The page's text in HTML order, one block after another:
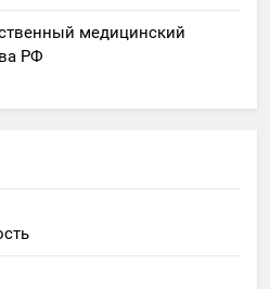
медицинский
РФ